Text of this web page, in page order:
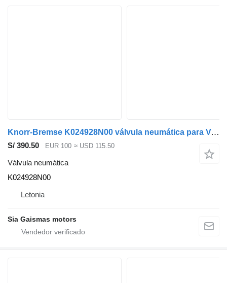
Knorr-Bremse K024928N00 válvula neumática para Volvo 8700 autobús
S/ 390.50 EUR 100 ≈ USD 115.50
Válvula neumática
K024928N00
Letonia
Sia Gaismas motors